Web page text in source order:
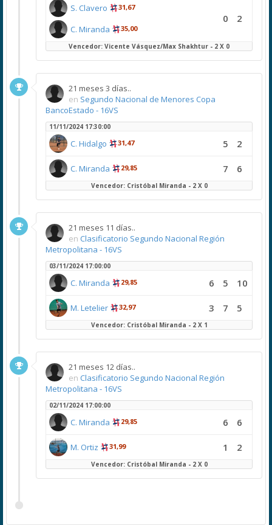
S. Clavero 31,67
C. Miranda 35,00
0 2
Vencedor: Vicente Vásquez/Max Shakhtur - 2 X 0
21 meses 3 días..
en Segundo Nacional de Menores Copa
BancoEstado - 16VS
11/11/2024 17:30:00
C. Hidalgo 31,47 5 2
C. Miranda 29,85 7 6
Vencedor: Cristóbal Miranda - 2 X 0
21 meses 11 días..
en Clasificatorio Segundo Nacional Región
Metropolitana - 16VS
03/11/2024 17:00:00
C. Miranda 29,85 6 5 10
M. Letelier 32,97 3 7 5
Vencedor: Cristóbal Miranda - 2 X 1
21 meses 12 días..
en Clasificatorio Segundo Nacional Región
Metropolitana - 16VS
02/11/2024 17:00:00
C. Miranda 29,85 6 6
M. Ortiz 31,99 1 2
Vencedor: Cristóbal Miranda - 2 X 0